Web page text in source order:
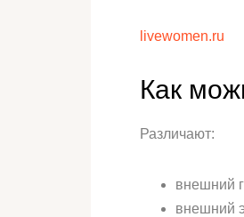
livewomen.ru
Как
Различают:
внешний
внешний